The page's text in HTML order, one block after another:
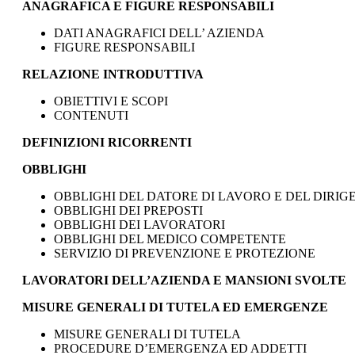
ANAGRAFICA E FIGURE RESPONSABILI
DATI ANAGRAFICI DELL’ AZIENDA
FIGURE RESPONSABILI
RELAZIONE INTRODUTTIVA
OBIETTIVI E SCOPI
CONTENUTI
DEFINIZIONI RICORRENTI
OBBLIGHI
OBBLIGHI DEL DATORE DI LAVORO E DEL
OBBLIGHI DEI PREPOSTI
OBBLIGHI DEI LAVORATORI
OBBLIGHI DEL MEDICO COMPETENTE
SERVIZIO DI PREVENZIONE E PROTEZIONE
LAVORATORI DELL’AZIENDA E MANSIONI SVOLTE
MISURE GENERALI DI TUTELA ED EMERGENZE
MISURE GENERALI DI TUTELA
PROCEDURE D’EMERGENZA ED ADDETTI